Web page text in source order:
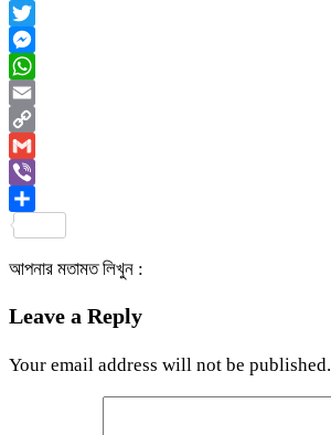
Facebook
Twitter
Messenger
WhatsApp
Email
Copy
Link
Gmail
Viber
আপনার মতামত লিখুন :
Leave a Reply
Your email address will not be published.